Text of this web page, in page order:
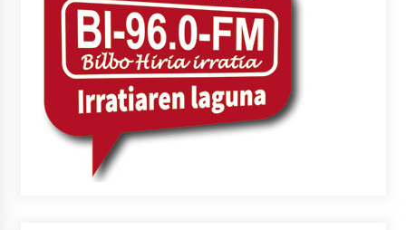
MUSIBLA #297: Bide, Boards Of Canada, Somak,
Tiga, Twisted Teens, Underscores, Habia
2026/07/02